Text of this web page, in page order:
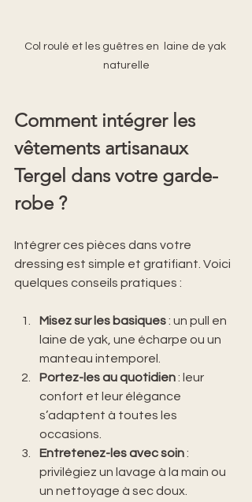
Col roulé et les guêtres en  laine de yak
naturelle
Comment intégrer les
vêtements artisanaux
Tergel dans votre garde-
robe ?
Intégrer ces pièces dans votre
dressing est simple et gratifiant. Voici
quelques conseils pratiques :
Misez sur les basiques : un pull en
laine de yak, une écharpe ou un
manteau intemporel.
Portez-les au quotidien : leur
confort et leur élégance
s’adaptent à toutes les
occasions.
Entretenez-les avec soin :
privilégiez un lavage à la main ou
un nettoyage à sec doux.